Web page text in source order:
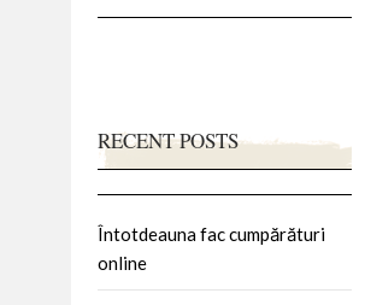
RECENT POSTS
Întotdeauna fac cumpărături
online